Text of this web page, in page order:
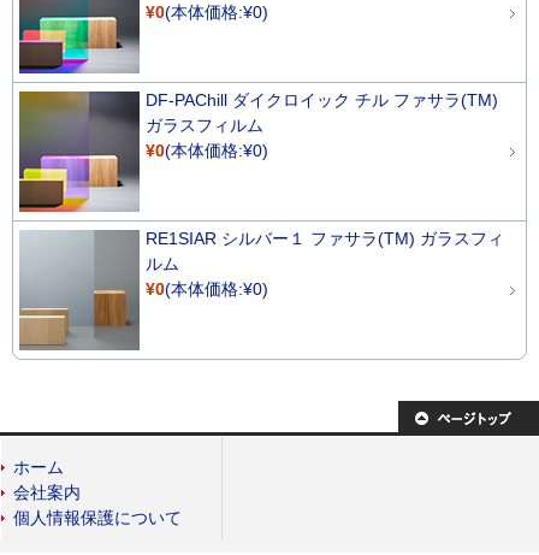
¥0(本体価格:¥0)
DF-PAChill ダイクロイック チル ファサラ(TM)
ガラスフィルム
¥0(本体価格:¥0)
RE1SIAR シルバー１ ファサラ(TM) ガラスフィ
ルム
¥0(本体価格:¥0)
ホーム
会社案内
個人情報保護について